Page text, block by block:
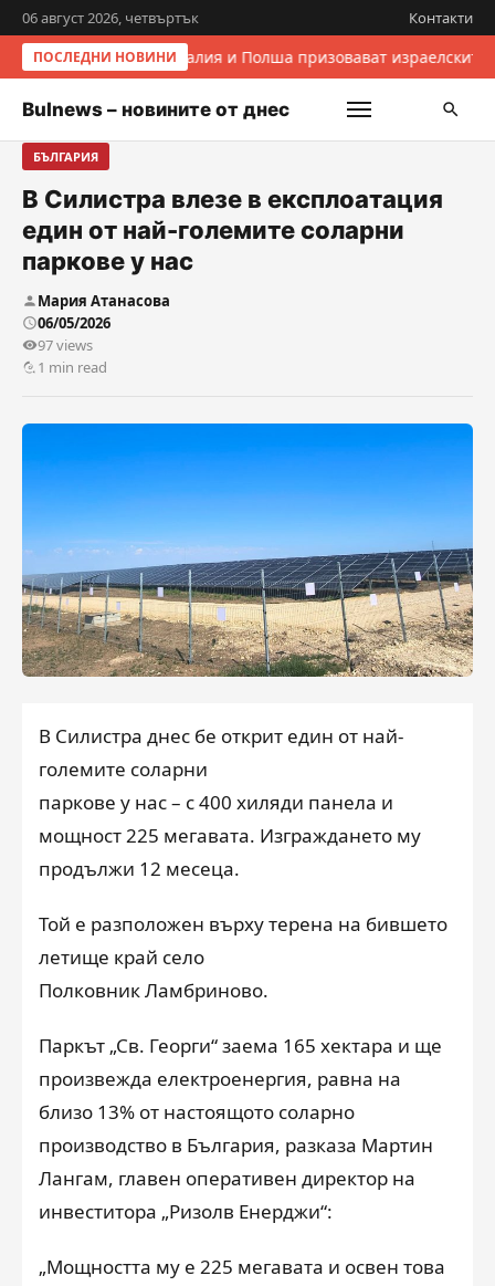
06 август 2026, четвъртък Контакти
ПОСЛЕДНИ НОВИНИИталия и Полша призовават
Bulnews – новините от днес
БЪЛГАРИЯ
В Силистра влезе в експлоатация
един от най-големите соларни
паркове у нас
Мария Атанасова
06/05/2026
97 views
1 min read
В Силистра днес бе открит един от най-
големите соларни
паркове у нас – с 400 хиляди панела и
мощност 225 мегавата. Изграждането му
продължи 12 месеца.
Той е разположен върху терена на бившето
летище край село
Полковник Ламбриново.
Паркът „Св. Георги“ заема 165 хектара и ще
произвежда електроенергия, равна на
близо 13% от настоящото соларно
производство в България, разказа Мартин
Лангам, главен оперативен директор на
инвеститора „Ризолв Енерджи“:
„Мощността му е 225 мегавата и освен това